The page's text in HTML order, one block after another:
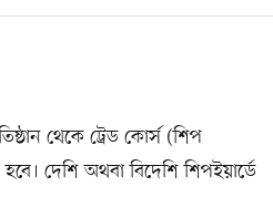
থেকে ট্রেড কোর্স (শিপ
দেশি অথবা বিদেশি শিপইয়ার্ডে